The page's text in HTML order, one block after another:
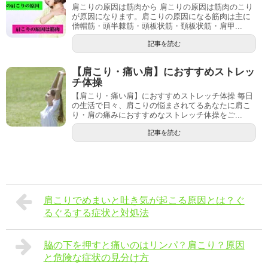
肩こりの原因は筋肉から 肩こりの原因は筋肉のこり
が原因になります。肩こりの原因になる筋肉は主に
僧帽筋・頭半棘筋・頭板状筋・頚板状筋・肩甲...
記事を読む
【肩こり・痛い肩】におすすめストレッ
チ体操
【肩こり・痛い肩】におすすめストレッチ体操 毎日
の生活で日々、肩こりの悩まされてるあなたに肩こ
り・肩の痛みにおすすめなストレッチ体操をご...
記事を読む
肩こりでめまいと吐き気が起こる原因とは？ぐ
るぐるする症状と対処法
脇の下を押すと痛いのはリンパ？肩こり？原因
と危険な症状の見分け方